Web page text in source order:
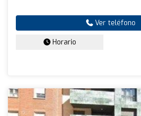
Ver teléfono
Horario